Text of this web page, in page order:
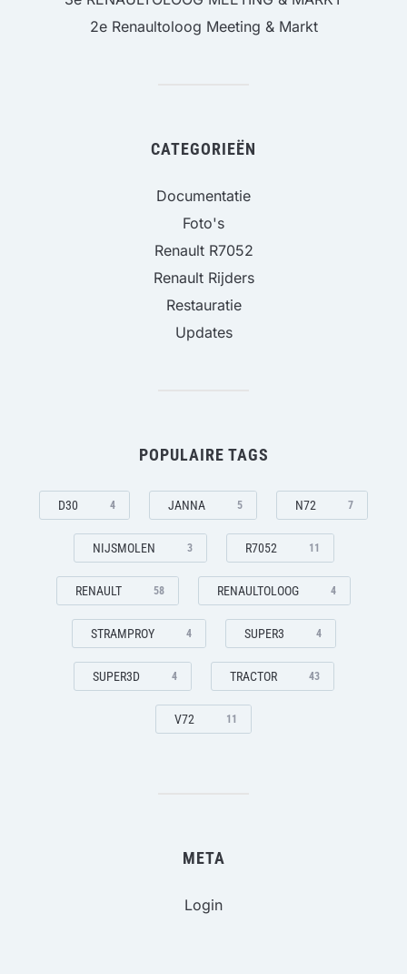
2e Renaultoloog Meeting & Markt
CATEGORIEËN
Documentatie
Foto's
Renault R7052
Renault Rijders
Restauratie
Updates
POPULAIRE TAGS
D30 4 JANNA 5 N72 7
NIJSMOLEN 3 R7052 11
RENAULT 58 RENAULTOLOOG 4
STRAMPROY 4 SUPER3 4
SUPER3D 4 TRACTOR 43
V72 11
META
Login